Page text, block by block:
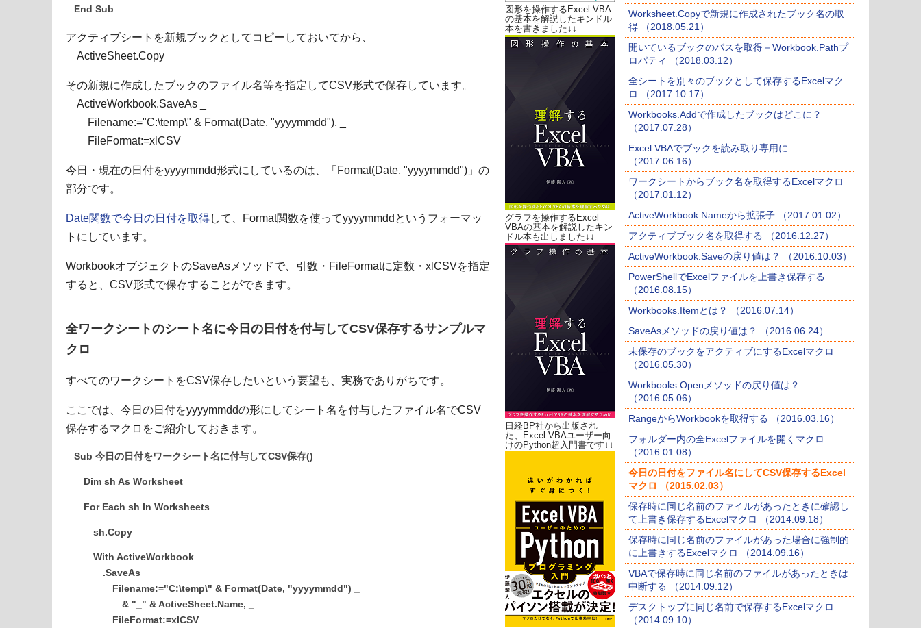
End Sub
アクティブシートを新規ブックとしてコピーしておいてから、
ActiveSheet.Copy
その新規に作成したブックのファイル名等を指定してCSV形式で保存しています。
ActiveWorkbook.SaveAs _
Filename:="C:\temp\" & Format(Date, "yyyymmdd"), _
FileFormat:=xlCSV
今日・現在の日付をyyyymmdd形式にしているのは、「Format(Date, "yyyymmdd")」の
部分です。
Date関数で今日の日付を取得して、Format関数を使ってyyyymmddというフォーマッ
トにしています。
WorkbookオブジェクトのSaveAsメソッドで、引数・FileFormatに定数・xlCSVを指定
すると、CSV形式で保存することができます。
全ワークシートのシート名に今日の日付を付与してCSV保存するサンプルマ
クロ
すべてのワークシートをCSV保存したいという要望も、実務でありがちです。
ここでは、今日の日付をyyyymmddの形にしてシート名を付与したファイル名でCSV
保存するマクロをご紹介しておきます。
Sub 今日の日付をワークシート名に付与してCSV保存()
Dim sh As Worksheet
For Each sh In Worksheets
sh.Copy
With ActiveWorkbook
.SaveAs _
Filename:="C:\temp\" & Format(Date, "yyyymmdd") _
& "_" & ActiveSheet.Name, _
FileFormat:=xlCSV
図形を操作するExcel VBA
の基本を解説したキンドル
本を書きました↓↓
グラフを操作するExcel
VBAの基本を解説したキン
ドル本も出しました↓↓
日経BP社から出版され
た、Excel VBAユーザー向
けのPython超入門書です↓↓
Worksheet.Copyで新規に作成されたブック名の取
得 （2018.05.21）
開いているブックのパスを取得－Workbook.Pathプ
ロパティ （2018.03.12）
全シートを別々のブックとして保存するExcelマク
ロ （2017.10.17）
Workbooks.Addで作成したブックはどこに？
（2017.07.28）
Excel VBAでブックを読み取り専用に
（2017.06.16）
ワークシートからブック名を取得するExcelマクロ
（2017.01.12）
ActiveWorkbook.Nameから拡張子 （2017.01.02）
アクティブブック名を取得する （2016.12.27）
ActiveWorkbook.Saveの戻り値は？ （2016.10.03）
PowerShellでExcelファイルを上書き保存する
（2016.08.15）
Workbooks.Itemとは？ （2016.07.14）
SaveAsメソッドの戻り値は？ （2016.06.24）
未保存のブックをアクティブにするExcelマクロ
（2016.05.30）
Workbooks.Openメソッドの戻り値は？
（2016.05.06）
RangeからWorkbookを取得する （2016.03.16）
フォルダー内の全Excelファイルを開くマクロ
（2016.01.08）
今日の日付をファイル名にしてCSV保存するExcel
マクロ （2015.02.03）
保存時に同じ名前のファイルがあったときに確認し
て上書き保存するExcelマクロ （2014.09.18）
保存時に同じ名前のファイルがあった場合に強制的
に上書きするExcelマクロ （2014.09.16）
VBAで保存時に同じ名前のファイルがあったときは
中断する （2014.09.12）
デスクトップに同じ名前で保存するExcelマクロ
（2014.09.10）